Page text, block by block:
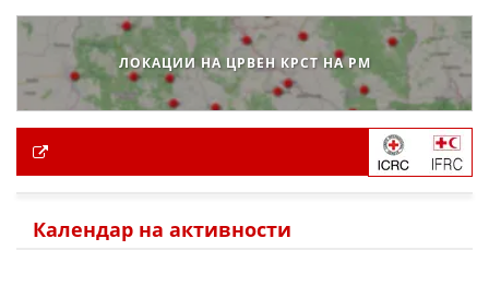
ЛОКАЦИИ НА ЦРВЕН КРСТ НА РМ
Календар на активности